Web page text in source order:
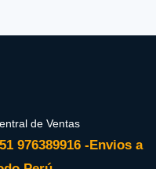
de Ventas
976389916 -Envios a